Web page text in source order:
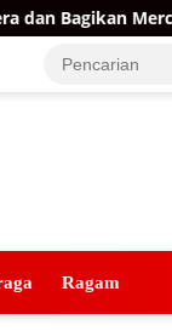
Mercon
Ragam